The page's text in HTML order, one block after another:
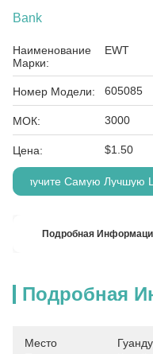
Bank
Наименование
Марки:
EWT
Номер Модели: 605085
МОК: 3000
Цена: $1.50
Получите Самую Лучшую
Подробная
Подробная
Место